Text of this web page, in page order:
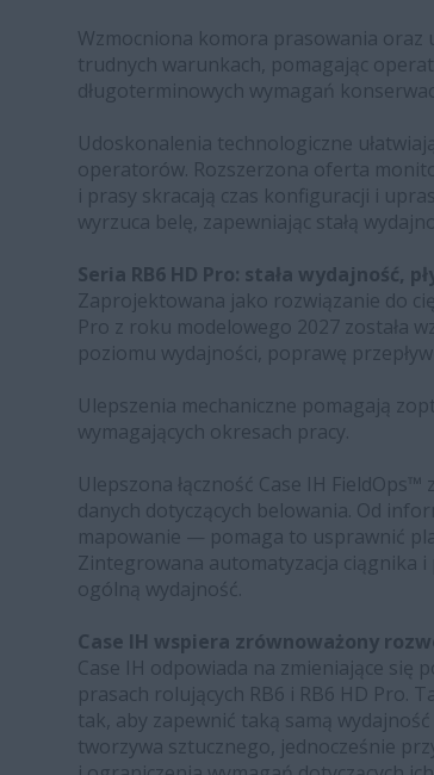
Wzmocniona komora prasowania oraz
trudnych warunkach, pomagając
długoterminowych wymagań
Udoskonalenia technologiczne
operatorów. Rozszerzona oferta
i prasy skracają czas konfiguracji i
wyrzuca belę, zapewniając stałą
Seria RB6 HD Pro: stała wydajność,
Zaprojektowana jako rozwiązanie do
Pro z roku modelowego 2027 została
poziomu wydajności, poprawę
Ulepszenia mechaniczne pomagają
wymagających okresach pracy.
Ulepszona łączność Case IH
danych dotyczących belowania. Od
mapowanie — pomaga to usprawnić
Zintegrowana automatyzacja ciągnika
ogólną wydajność.
Case IH wspiera zrównoważony
Case IH odpowiada na zmieniające się
prasach rolujących RB6 i RB6 HD Pro.
tak, aby zapewnić taką samą
tworzywa sztucznego, jednocześnie